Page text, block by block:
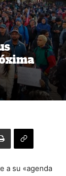
a su «agenda